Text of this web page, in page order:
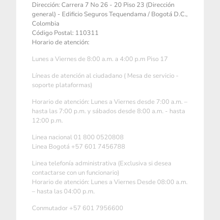
Dirección: Carrera 7 No 26 - 20 Piso 23 (Dirección
general) - Edificio Seguros Tequendama / Bogotá D.C.,
Colombia
Código Postal: 110311
Horario de atención:
Lunes a Viernes de 8:00 a.m. a 4:00 p.m Piso 17
Líneas de atención al ciudadano ( Mesa de servicio -
soporte plataformas)
Horario de atención: Lunes a Viernes desde 7:00 a.m. –
hasta las 7:00 p.m. y sábados desde 8:00 a.m. - hasta
12:00 p.m.
Linea nacional 01 800 0520808
Linea Bogotá +57 601 7456788
Linea telefonía administrativa (Exclusiva si desea
contactarse con un funcionario)
Horario de atención: Lunes a Viernes Desde 08:00 a.m.
– hasta las 04:00 p.m.
Conmutador +57 601 7956600